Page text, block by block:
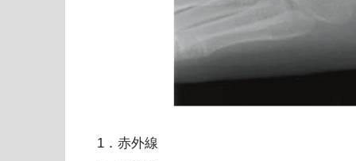
1．赤外線